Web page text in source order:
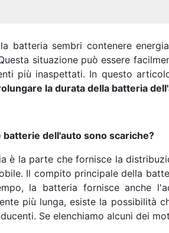
la batteria sembri contenere
situazione può essere
più inaspettati. In questo
la durata della batteria
batterie dell'auto sono scariche?
è la parte che fornisce la
Il compito principale della
la batteria fornisce anche
più lunga, esiste la possibilità
Se elenchiamo alcuni dei